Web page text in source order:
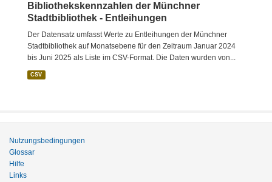
Bibliothekskennzahlen der Münchner
Stadtbibliothek - Entleihungen
Der Datensatz umfasst Werte zu Entleihungen der Münchner
Stadtbibliothek auf Monatsebene für den Zeitraum Januar 2024
bis Juni 2025 als Liste im CSV-Format. Die Daten wurden von...
CSV
Nutzungsbedingungen
Glossar
Hilfe
Links